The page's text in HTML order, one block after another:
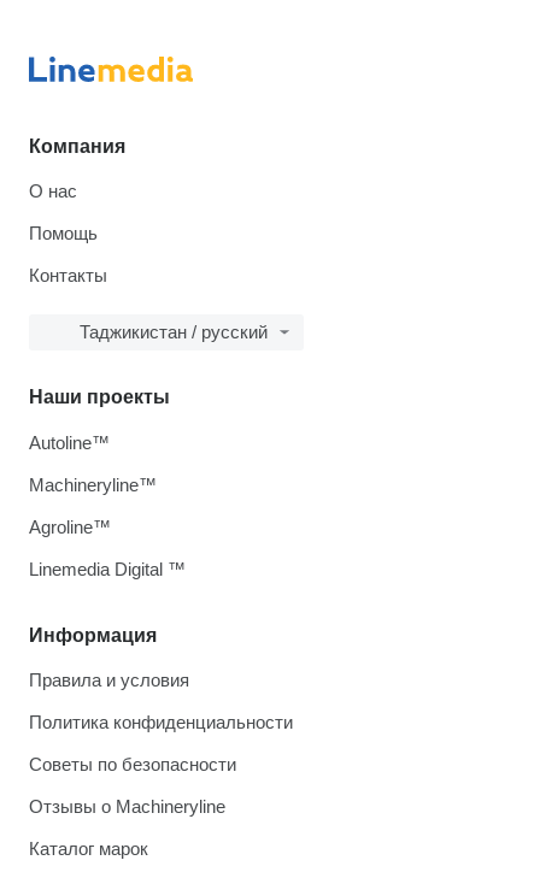
Компания
О нас
Помощь
Контакты
Таджикистан / русский
Информация
Правила и условия
Политика конфиденциальности
Советы по безопасности
Отзывы о Machineryline
Каталог марок
Наши проекты
Autoline™
Machineryline™
Agroline™
Linemedia Digital ™